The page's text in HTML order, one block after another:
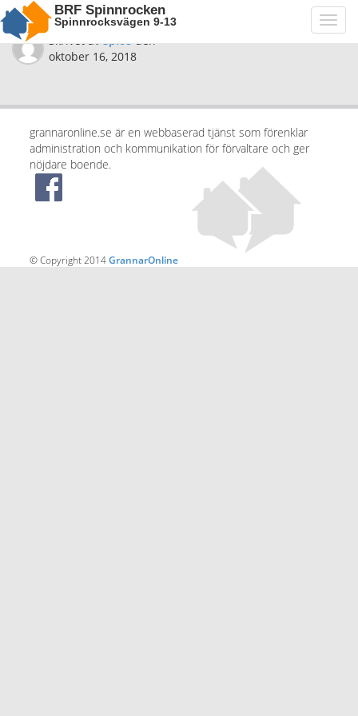
BRF Spinnrocken
Spinnrocksvägen 9-13
Skrivet avspi08den
oktober 16, 2018
grannaronline.se är en webbaserad tjänst som förenklar
administration och kommunikation för förvaltare och ger
nöjdare boende.
© Copyright 2014GrannarOnline